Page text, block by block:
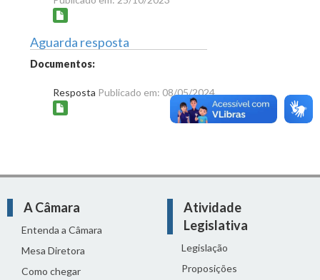
Aguarda resposta
Documentos:
Resposta Publicado em: 08/05/2024
A Câmara
Entenda a Câmara
Mesa Diretora
Como chegar
Atividade
Legislativa
Legislação
Proposições